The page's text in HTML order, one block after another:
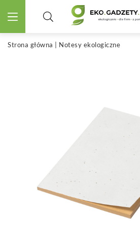
Strona główna Notesy ekologiczne